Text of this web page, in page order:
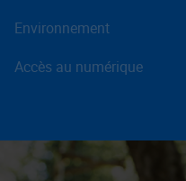
Environnement
Accès au numérique